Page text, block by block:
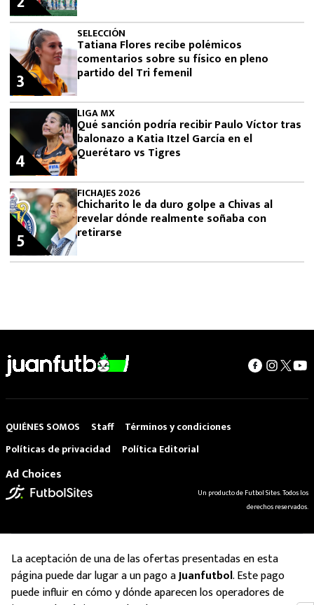
SELECCIÓN
Tatiana Flores recibe polémicos
comentarios sobre su físico en pleno
partido del Tri femenil
3
LIGA MX
Qué sanción podría recibir Paulo Víctor tras
balonazo a Katia Itzel García en el
Querétaro vs Tigres
4
FICHAJES 2026
Chicharito le da duro golpe a Chivas al
revelar dónde realmente soñaba con
retirarse
5
QUIÉNES SOMOS Staff
Términos y condiciones
Políticas de privacidad
Política Editorial
Ad Choices
Un producto de Futbol Sites. Todos los
derechos reservados.
La aceptación de una de las ofertas presentadas en esta
página puede dar lugar a un pago aJuanfutbol. Este pago
puede influir en cómo y dónde aparecen los operadores de